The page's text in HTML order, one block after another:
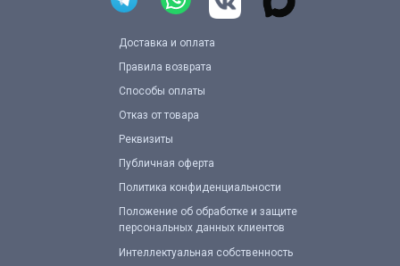
Политика конфиденциальности
Отказ от товара
Реквизиты
Способы оплаты
Положение об обработке и защите
персональных данных клиентов
Интеллектуальная собственность
Публичная оферта
Доставка и оплата
Правила возврата